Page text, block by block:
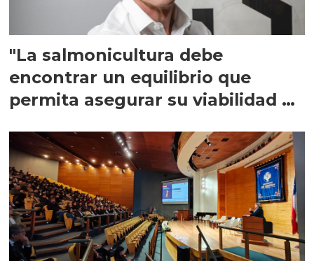
"La salmonicultura debe
encontrar un equilibrio que
permita asegurar su viabilidad de